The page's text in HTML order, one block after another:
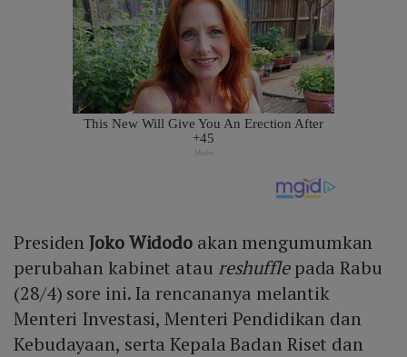
PresidenJoko Widodo akan mengumumkan
perubahan kabinet atau reshufflepada Rabu
(28/4) sore ini. Ia rencananya melantik
Menteri Investasi, Menteri Pendidikan dan
Kebudayaan, serta Kepala Badan Riset dan